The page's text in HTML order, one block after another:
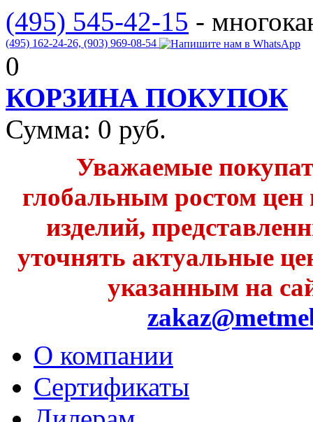
(495) 545-42-15 -
(495) 162-24-26, (903) 969-08-54
0
КОРЗИНА ПОКУПОК
Сумма: 0 руб.
Уважаемые
глобальным ростом
изделий,
уточнять актуальные
указанным на
О компании
Сертификаты